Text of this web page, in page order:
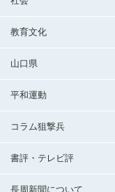
教育文化
山口県
平和運動
コラム狙撃兵
書評・テレビ評
長周新聞について